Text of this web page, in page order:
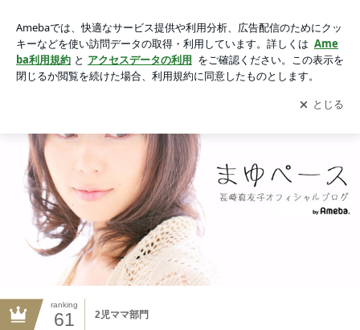
eba
アプリをダウンロードして ブログの更新通知
を受け取りまし
ょう。
開く
ranking
61 2児ママ部門